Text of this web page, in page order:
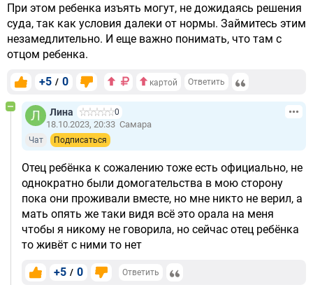
При этом ребенка изъять могут, не дожидаясь решения
суда, так как условия далеки от нормы. Займитесь этим
незамедлительно. И еще важно понимать, что там с
отцом ребенка.
+5 / 0 картой Ответить
Лина 0
18.10.2023, 20:33 Самара
Чат Подписаться
Отец ребёнка к сожалению тоже есть официально, не
однократно были домогательства в мою сторону
пока они проживали вместе, но мне никто не верил, а
мать опять же таки видя всё это орала на меня
чтобы я никому не говорила, но сейчас отец ребёнка
то живёт с ними то нет
+5 / 0 Ответить